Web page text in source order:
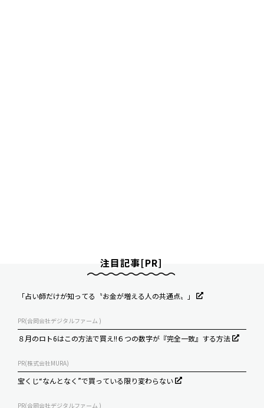
注目記事[PR]
「占い師だけが知ってる〝お金が増える人の共通点〟」
PR(合同会社デジタルファーム )
８月のロト6はこの方法で買え!!６つの数字が『完全一致』する方法
PR(株式会社MURA)
宝くじ“なんとなく”で買っている限り変わらない
PR(合同会社デジタルファーム )